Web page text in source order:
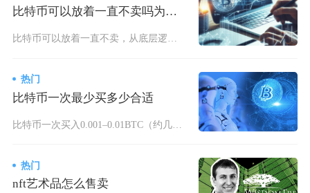
比特币可以放着一直不卖吗为什么
比特币可以放着一直不卖，从底层逻辑、历史数据、市场共识与资产属性来看，长期持有具备可行性，
热门
比特币一次最少买多少合适
比特币一次买入0.001–0.01BTC（约几十到几百元人民币）最合适，既覆盖主流平台门槛
热门
nft艺术品怎么售卖